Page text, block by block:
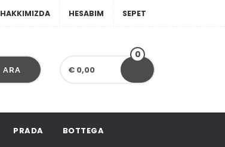
HAKKIMIZDA HESABIM SEPET
ARA € 0,00
0
PRADA BOTTEGA